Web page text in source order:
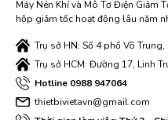
Máy Nén Khí và Mô Tơ Điện Giảm
hộp giảm tốc hoạt động lâu năm
Trụ sở HN: Số 4 phố Võ
Trụ sở HCM: Đường 17, Linh
Hotline 0988 947064
thietbivietavn@gmail.com